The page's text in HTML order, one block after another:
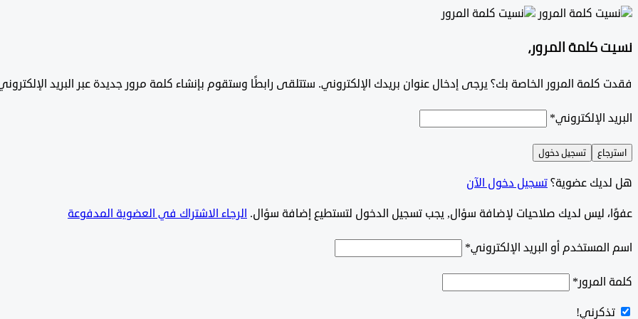
نسيت كلمة المرور،
فقدت كلمة المرور الخاصة بك؟ يرجى إدخال عنوان بريدك الإلكتروني. ستتلقى رابطًا وستقوم بإنشاء كلمة مرور جديدة عبر البريد
البريد الإلكتروني*
استرجاع تسجيل دخول
هل لديك عضوية؟تسجيل دخول الآن
‫‫‫عفوًا، ليس لديك صلاحيات لإضافة سؤال, يجب تسجيل الدخول لتستطيع إضافة سؤال. الرجاء الاشتراك في العضوية المدفوعة
اسم المستخدم أو البريد الإلكتروني*
كلمة المرور*
تذكرني!